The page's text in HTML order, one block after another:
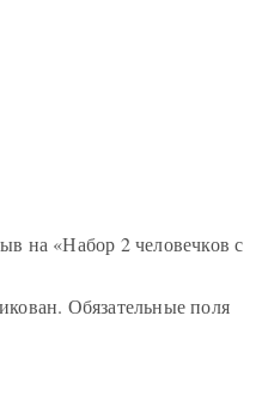
на «Набор 2 человечков с
Обязательные поля